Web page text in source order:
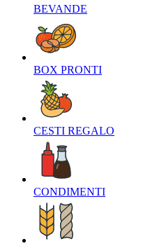
BEVANDE‎
BOX PRONTI‎
CESTI REGALO‎
CONDIMENTI‎